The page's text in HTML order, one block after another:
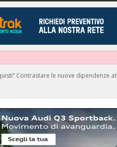
Contrastare le nuove dipendenze